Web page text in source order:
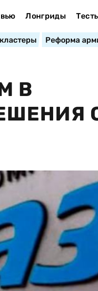
Лонгриды
Реформа
В